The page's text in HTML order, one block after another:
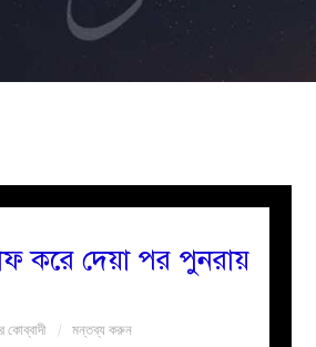
করে দেয়া পর পুনরায়
কোব্বাদী মন্তব্য করুন